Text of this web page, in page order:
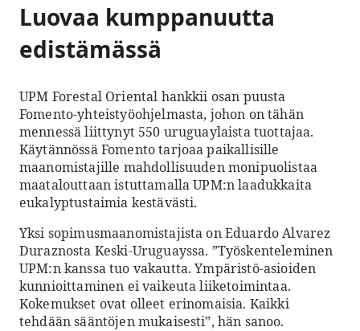
Luovaa kumppanuutta
edistämässä
UPM Forestal Oriental hankkii osan puusta
Fomento-yhteistyöohjelmasta, johon on tähän
mennessä liittynyt 550 uruguaylaista tuottajaa.
Käytännössä Fomento tarjoaa paikallisille
maanomistajille mahdollisuuden monipuolistaa
maatalouttaan istuttamalla UPM:n laadukkaita
eukalyptustaimia kestävästi.
Yksi sopimusmaanomistajista on Eduardo Alvarez
Duraznosta Keski-Uruguayssa. ”Työskenteleminen
UPM:n kanssa tuo vakautta. Ympäristö-asioiden
kunnioittaminen ei vaikeuta liiketoimintaa.
Kokemukset ovat olleet erinomaisia. Kaikki
tehdään sääntöjen mukaisesti”, hän sanoo.